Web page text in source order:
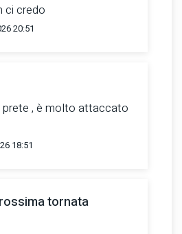
ci credo
20:51
prete , è molto attaccato
18:51
tornata